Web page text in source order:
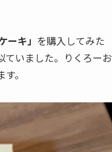
ーキ」 を購入してみた
ていました。りくろーお
。